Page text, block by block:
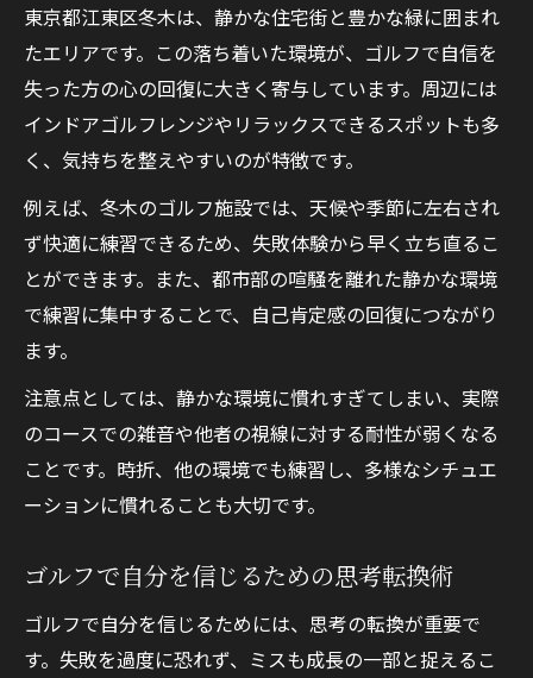
東京都江東区冬木は、静かな住宅街と豊かな緑に囲まれ
たエリアです。この落ち着いた環境が、ゴルフで自信を
失った方の心の回復に大きく寄与しています。周辺には
インドアゴルフレンジやリラックスできるスポットも多
く、気持ちを整えやすいのが特徴です。
例えば、冬木のゴルフ施設では、天候や季節に左右され
ず快適に練習できるため、失敗体験から早く立ち直るこ
とができます。また、都市部の喧騒を離れた静かな環境
で練習に集中することで、自己肯定感の回復につながり
ます。
注意点としては、静かな環境に慣れすぎてしまい、実際
のコースでの雑音や他者の視線に対する耐性が弱くなる
ことです。時折、他の環境でも練習し、多様なシチュエ
ーションに慣れることも大切です。
ゴルフで自分を信じるための思考転換術
ゴルフで自分を信じるためには、思考の転換が重要で
す。失敗を過度に恐れず、ミスも成長の一部と捉えるこ